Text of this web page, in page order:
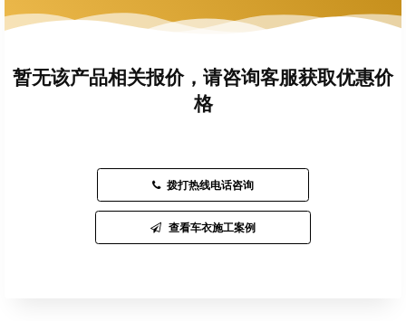
暂无该产品相关报价，请咨询客服获取优惠价
格
拨打热线电话咨询
查看车衣施工案例